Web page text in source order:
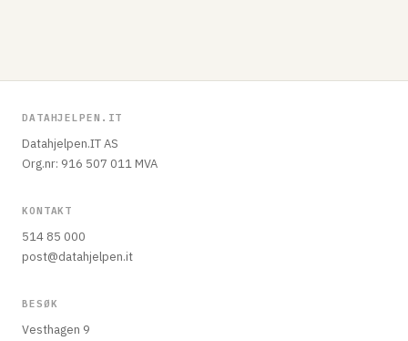
DATAHJELPEN.IT
Datahjelpen.IT AS
Org.nr: 916 507 011 MVA
KONTAKT
514 85 000
post@datahjelpen.it
BESØK
Vesthagen 9